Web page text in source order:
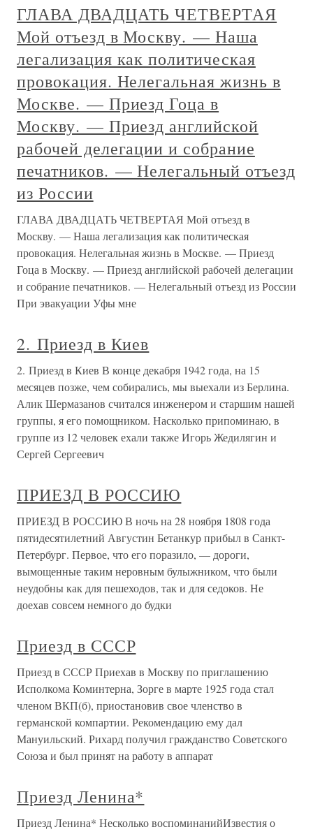
ГЛАВА ДВАДЦАТЬ ЧЕТВЕРТАЯ
Мой отъезд в Москву. — Наша
легализация как политическая
провокация. Нелегальная жизнь в
Москве. — Приезд Гоца в
Москву. — Приезд английской
рабочей делегации и собрание
печатников. — Нелегальный отъезд
из России
ГЛАВА ДВАДЦАТЬ ЧЕТВЕРТАЯ Мой отъезд в
Москву. — Наша легализация как политическая
провокация. Нелегальная жизнь в Москве. — Приезд
Гоца в Москву. — Приезд английской рабочей делегации
и собрание печатников. — Нелегальный отъезд из России
При эвакуации Уфы мне
2. Приезд в Киев
2. Приезд в Киев В конце декабря 1942 года, на 15
месяцев позже, чем собирались, мы выехали из Берлина.
Алик Шермазанов считался инженером и старшим нашей
группы, я его помощником. Насколько припоминаю, в
группе из 12 человек ехали также Игорь Жедилягин и
Сергей Сергеевич
ПРИЕЗД В РОССИЮ
ПРИЕЗД В РОССИЮ В ночь на 28 ноября 1808 года
пятидесятилетний Августин Бетанкур прибыл в Санкт-
Петербург. Первое, что его поразило, — дороги,
вымощенные таким неровным булыжником, что были
неудобны как для пешеходов, так и для седоков. Не
доехав совсем немного до будки
Приезд в СССР
Приезд в СССР Приехав в Москву по приглашению
Исполкома Коминтерна, Зорге в марте 1925 года стал
членом ВКП(б), приостановив свое членство в
германской компартии. Рекомендацию ему дал
Мануильский. Рихард получил гражданство Советского
Союза и был принят на работу в аппарат
Приезд Ленина*
Приезд Ленина* Несколько воспоминанийИзвестия о